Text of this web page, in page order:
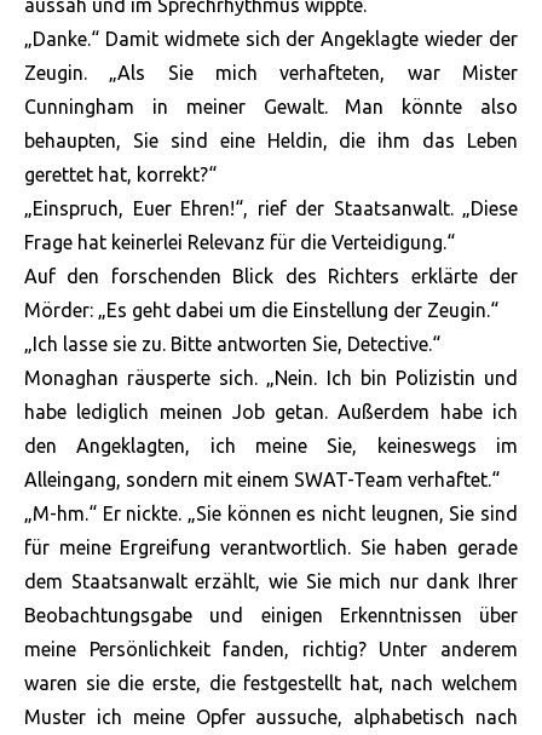
aussah und im Sprechrhythmus wippte.
„Danke.“ Damit widmete sich der Angeklagte wieder der
Zeugin. „Als Sie mich verhafteten, war Mister
Cunningham in meiner Gewalt. Man könnte also
behaupten, Sie sind eine Heldin, die ihm das Leben
gerettet hat, korrekt?“
„Einspruch, Euer Ehren!“, rief der Staatsanwalt. „Diese
Frage hat keinerlei Relevanz für die Verteidigung.“
Auf den forschenden Blick des Richters erklärte der
Mörder: „Es geht dabei um die Einstellung der Zeugin.“
„Ich lasse sie zu. Bitte antworten Sie, Detective.“
Monaghan räusperte sich. „Nein. Ich bin Polizistin und
habe lediglich meinen Job getan. Außerdem habe ich
den Angeklagten, ich meine Sie, keineswegs im
Alleingang, sondern mit einem SWAT-Team verhaftet.“
„M-hm.“ Er nickte. „Sie können es nicht leugnen, Sie sind
für meine Ergreifung verantwortlich. Sie haben gerade
dem Staatsanwalt erzählt, wie Sie mich nur dank Ihrer
Beobachtungsgabe und einigen Erkenntnissen über
meine Persönlichkeit fanden, richtig? Unter anderem
waren sie die erste, die festgestellt hat, nach welchem
Muster ich meine Opfer aussuche, alphabetisch nach